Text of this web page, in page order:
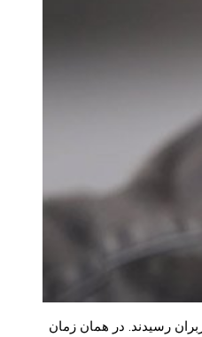
کاربران رسیدند. در همان زمان